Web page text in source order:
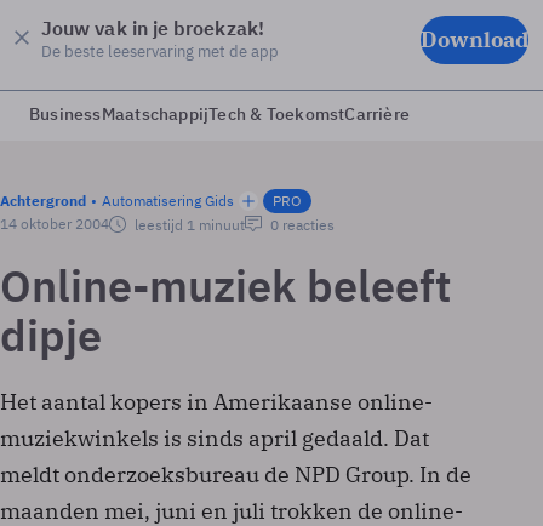
Jouw vak in je broekzak!
De beste leeservaring met de app Download
BusinessMaatschappijTech & ToekomstCarrière
Achtergrond Automatisering Gids
PRO
14 oktober 2004
leestijd 1 minuut 0 reacties
Online-muziek beleeft
dipje
Het aantal kopers in Amerikaanse online-
muziekwinkels is sinds april gedaald. Dat
meldt onderzoeksbureau de NPD Group. In de
maanden mei, juni en juli trokken de online-